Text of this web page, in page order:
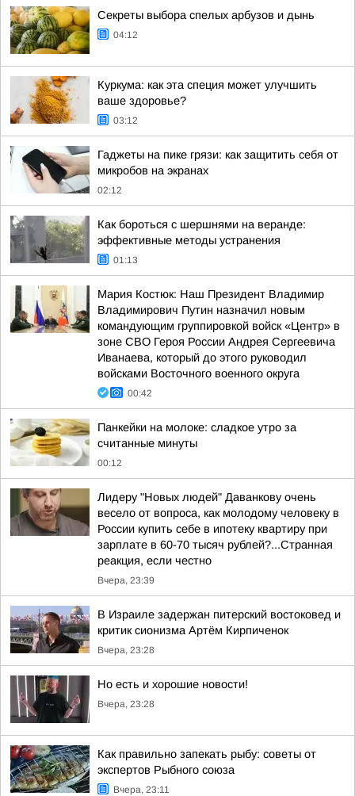
Секреты выбора спелых арбузов и дынь
04:12
Куркума: как эта специя может улучшить
ваше здоровье?
03:12
Гаджеты на пике грязи: как защитить себя от
микробов на экранах
02:12
Как бороться с шершнями на веранде:
эффективные методы устранения
01:13
Мария Костюк: Наш Президент Владимир
Владимирович Путин назначил новым
командующим группировкой войск «Центр» в
зоне СВО Героя России Андрея Сергеевича
Иванаева, который до этого руководил
войсками Восточного военного округа
00:42
Панкейки на молоке: сладкое утро за
считанные минуты
00:12
Лидеру "Новых людей" Даванкову очень
весело от вопроса, как молодому человеку в
России купить себе в ипотеку квартиру при
зарплате в 60-70 тысяч рублей?...Странная
реакция, если честно
Вчера, 23:39
В Израиле задержан питерский востоковед и
критик сионизма Артём Кирпиченок
Вчера, 23:28
Но есть и хорошие новости!
Вчера, 23:28
Как правильно запекать рыбу: советы от
экспертов Рыбного союза
Вчера, 23:11